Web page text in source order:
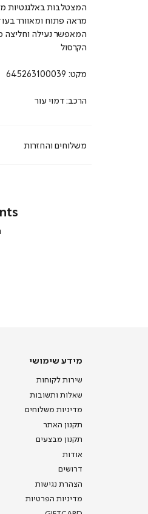
משלוחים והחזרות
המצטלבות באלגנטיות
מראה פתוח ומאוורר
המאפשר נעילה וחליצה
הקרסול
מקט: 645263100039
הרכב:דמוי עור
מידע שימושי
שירות לקוחות
שאלות ותשובות
מדיניות משלוחים
תקנון האתר
תקנון מבצעים
אודות
דרושים
הצהרת נגישות
מדיניות הפרטיות